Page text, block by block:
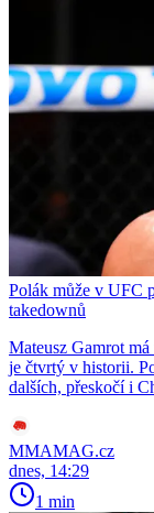
Polák může v UFC
takedownů
Mateusz Gamrot
je čtvrtý v historii.
dalších, přeskočí i
MMAMAG.cz
dnes, 14:29
1 min